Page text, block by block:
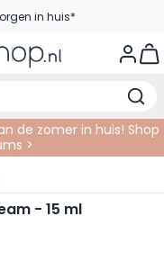
in huis*
€35,-
de zomer in huis! Shop
>
- 15 ml